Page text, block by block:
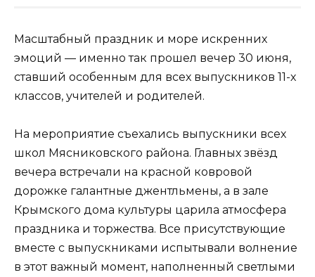
Масштабный праздник и море искренних
эмоций — именно так прошел вечер 30 июня,
ставший особенным для всех выпускников 11-х
классов, учителей и родителей.
На мероприятие съехались выпускники всех
школ Мясниковского района. ️Главных звёзд
вечера встречали на красной ковровой
дорожке галантные джентльмены, а в зале
Крымского дома культуры царила атмосфера
праздника и торжества. Все присутствующие
вместе с выпускниками испытывали волнение
в этот важный момент, наполненный светлыми